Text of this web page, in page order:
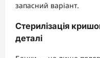
запасний варіант.
Стерилізація
деталі